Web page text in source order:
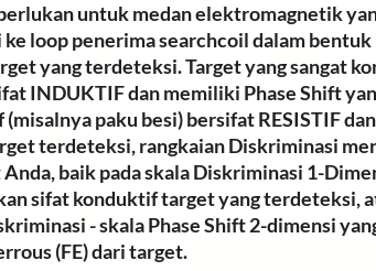
untuk medan elektromagnetik
loop penerima searchcoil dalam bentuk
yang terdeteksi. Target yang sangat
INDUKTIF dan memiliki Phase Shift
paku besi) bersifat RESISTIF
terdeteksi, rangkaian Diskriminasi
baik pada skala Diskriminasi 1-
sifat konduktif target yang terdeteksi,
- skala Phase Shift 2-dimensi
(FE) dari target.